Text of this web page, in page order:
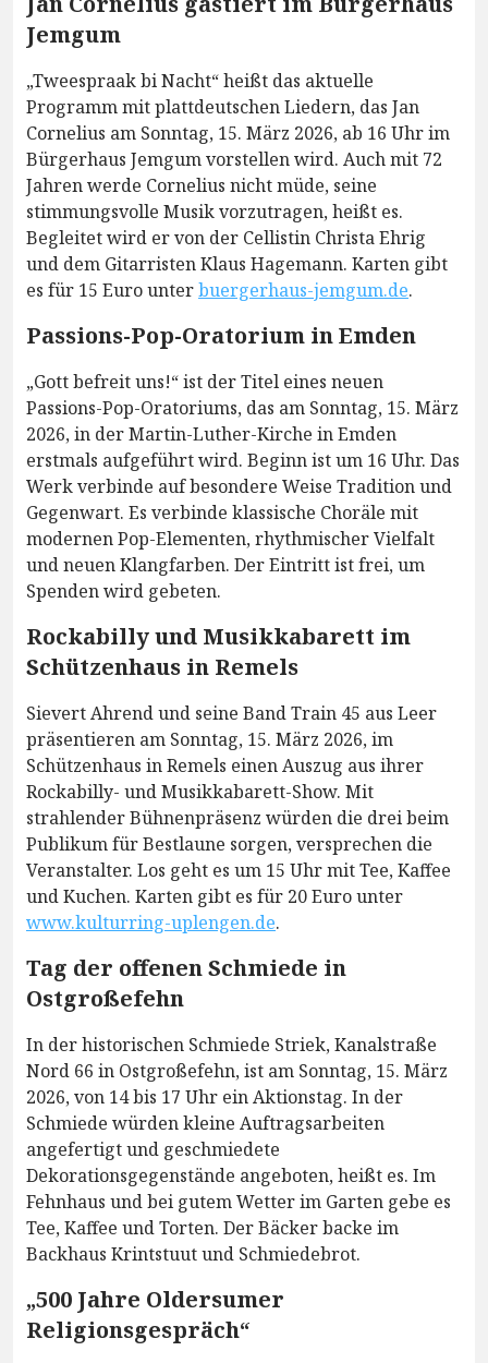
Jemgum
„Tweespraak bi Nacht“ heißt das aktuelle
Programm mit plattdeutschen Liedern, das Jan
Cornelius am Sonntag, 15. März 2026, ab 16 Uhr im
Bürgerhaus Jemgum vorstellen wird. Auch mit 72
Jahren werde Cornelius nicht müde, seine
stimmungsvolle Musik vorzutragen, heißt es.
Begleitet wird er von der Cellistin Christa Ehrig
und dem Gitarristen Klaus Hagemann. Karten gibt
es für 15 Euro unterbuergerhaus-jemgum.de.
Passions-Pop-Oratorium in Emden
„Gott befreit uns!“ ist der Titel eines neuen
Passions-Pop-Oratoriums, das am Sonntag, 15. März
2026, in der Martin-Luther-Kirche in Emden
erstmals aufgeführt wird. Beginn ist um 16 Uhr. Das
Werk verbinde auf besondere Weise Tradition und
Gegenwart. Es verbinde klassische Choräle mit
modernen Pop-Elementen, rhythmischer Vielfalt
und neuen Klangfarben. Der Eintritt ist frei, um
Spenden wird gebeten.
Rockabilly und Musikkabarett im
Schützenhaus in Remels
Sievert Ahrend und seine Band Train 45 aus Leer
präsentieren am Sonntag, 15. März 2026, im
Schützenhaus in Remels einen Auszug aus ihrer
Rockabilly- und Musikkabarett-Show. Mit
strahlender Bühnenpräsenz würden die drei beim
Publikum für Bestlaune sorgen, versprechen die
Veranstalter. Los geht es um 15 Uhr mit Tee, Kaffee
und Kuchen. Karten gibt es für 20 Euro unter
www.kulturring-uplengen.de.
Tag der offenen Schmiede in
Ostgroßefehn
In der historischen Schmiede Striek, Kanalstraße
Nord 66 in Ostgroßefehn, ist am Sonntag, 15. März
2026, von 14 bis 17 Uhr ein Aktionstag. In der
Schmiede würden kleine Auftragsarbeiten
angefertigt und geschmiedete
Dekorationsgegenstände angeboten, heißt es. Im
Fehnhaus und bei gutem Wetter im Garten gebe es
Tee, Kaffee und Torten. Der Bäcker backe im
Backhaus Krintstuut und Schmiedebrot.
„500 Jahre Oldersumer
Religionsgespräch“